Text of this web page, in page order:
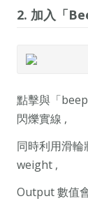
2. 加入「
點擊與「
閃爍實線 ,
同時利用滑
weight ,
Output 數值